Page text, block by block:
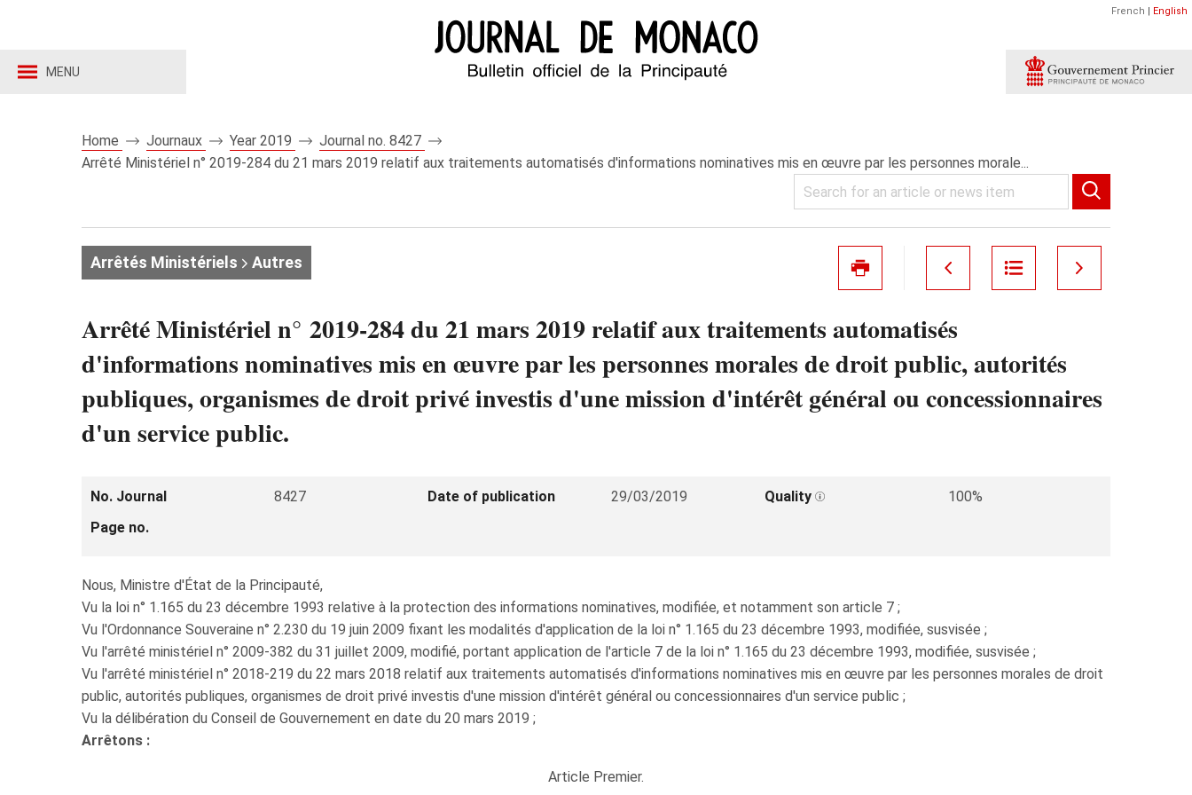
MENU
French | English
Home Journaux Year 2019
Journal no. 8427
Arrêté Ministériel n° 2019-284 du 21 mars 2019 relatif aux traitements automatisés d'informations nominatives mis en œuvre par les personnes morale...
Arrêtés Ministériels Autres
Arrêté Ministériel n° 2019-284 du 21 mars 2019 relatif aux traitements automatisés
d'informations nominatives mis en œuvre par les personnes morales de droit public, autorités
publiques, organismes de droit privé investis d'une mission d'intérêt général ou concessionnaires
d'un service public.
No. Journal 8427 Date of publication 29/03/2019 Quality
100%
Page no.
Nous, Ministre d'État de la Principauté,
Vu la loi n° 1.165 du 23 décembre 1993 relative à la protection des informations nominatives, modifiée, et notamment son article 7 ;
Vu l'Ordonnance Souveraine n° 2.230 du 19 juin 2009 fixant les modalités d'application de la loi n° 1.165 du 23 décembre 1993, modifiée, susvisée ;
Vu l'arrêté ministériel n° 2009-382 du 31 juillet 2009, modifié, portant application de l'article 7 de la loi n° 1.165 du 23 décembre 1993, modifiée, susvisée ;
Vu l'arrêté ministériel n° 2018-219 du 22 mars 2018 relatif aux traitements automatisés d'informations nominatives mis en œuvre par les personnes morales de droit
public, autorités publiques, organismes de droit privé investis d'une mission d'intérêt général ou concessionnaires d'un service public ;
Vu la délibération du Conseil de Gouvernement en date du 20 mars 2019 ;
Arrêtons :
Article Premier.